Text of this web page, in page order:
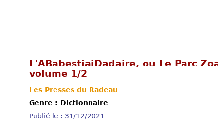
L'ABabestiaiDadaire, ou Le Parc
volume 1/2
Les Presses du Radeau
Genre : Dictionnaire
Publié le : 31/12/2021